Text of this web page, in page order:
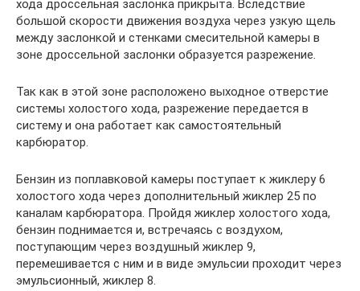
хода дроссельная заслонка прикрыта. Вследствие
большой скорости движения воздуха через узкую щель
между заслонкой и стенками смесительной камеры в
зоне дроссельной заслонки образуется разрежение.
Так как в этой зоне расположено выходное отверстие
системы холостого хода, разрежение передается в
систему и она работает как самостоятельный
карбюратор.
Бензин из поплавковой камеры поступает к жиклеру 6
холостого хода через дополнительный жиклер 25 по
каналам карбюратора. Пройдя жиклер холостого хода,
бензин поднимается и, встречаясь с воздухом,
поступающим через воздушный жиклер 9,
перемешивается с ним и в виде эмульсии проходит через
эмульсионный, жиклер 8.